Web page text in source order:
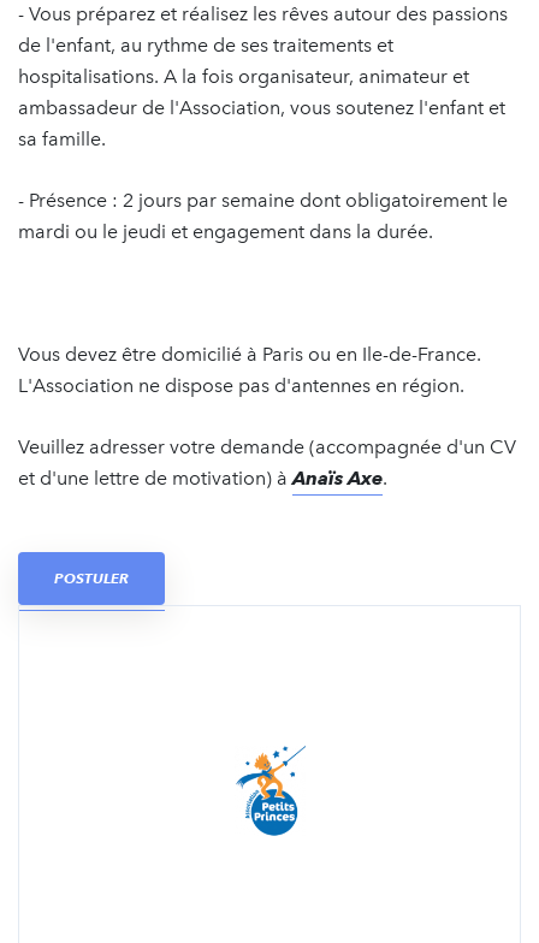
- Vous préparez et réalisez les rêves autour des passions
de l'enfant, au rythme de ses traitements et
hospitalisations. A la fois organisateur, animateur et
ambassadeur de l'Association, vous soutenez l'enfant et
sa famille.
- Présence : 2 jours par semaine dont obligatoirement le
mardi ou le jeudi et engagement dans la durée.
Vous devez être domicilié à Paris ou en Ile-de-France.
L'Association ne dispose pas d'antennes en région.
Veuillez adresser votre demande (accompagnée d'un CV
et d'une lettre de motivation) àAnaïs Axe.
POSTULER